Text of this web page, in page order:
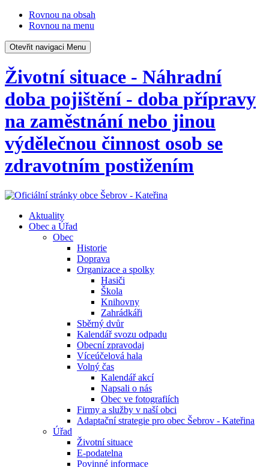
Rovnou na obsah
Rovnou na menu
Otevřit navigaci Menu
Životní situace - Náhradní
doba pojištění - doba přípravy
na zaměstnání nebo jinou
výdělečnou činnost osob se
zdravotním postižením
Aktuality
Obec a Úřad
Obec
Historie
Doprava
Organizace a spolky
Hasiči
Škola
Knihovny
Zahrádkáři
Sběrný dvůr
Kalendář svozu odpadu
Obecní zpravodaj
Víceúčelová hala
Volný čas
Kalendář akcí
Napsali o nás
Obec ve fotografiích
Firmy a služby v naší obci
Adaptační strategie pro obec Šebrov - Kateřina
Úřad
Životní situace
E-podatelna
Povinné informace